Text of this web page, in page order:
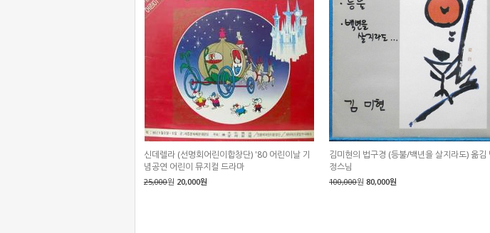
신데렐라 (선명회어린이합창단) '80 어린이날 기
념공연 어린이 뮤지컬 드라마
25,000원 20,000원
김미현의 법구경 (등불/백년을 살지라도) 옮김
정스님
100,000원 80,000원